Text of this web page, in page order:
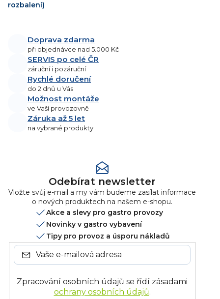
rozbalení)
Doprava zdarma
při objednávce nad 5.000 Kč
SERVIS po celé ČR
záruční i pozáruční
Rychlé doručení
do 2 dnů u Vás
Možnost montáže
ve Vaší provozovně
Záruka až 5 let
na vybrané produkty
Odebírat newsletter
Vložte svůj e-mail a my vám budeme zasílat informace
o nových produktech na našem e-shopu.
Akce a slevy pro gastro provozy
Novinky v gastro vybavení
Tipy pro provoz a úsporu nákladů
Zpracování osobních údajů se řídí zásadami
ochrany osobních údajů.